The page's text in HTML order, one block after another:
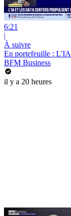
6:21
|
À suivre
En portefeuille : L'IA
BFM Business
il y a 20 heures